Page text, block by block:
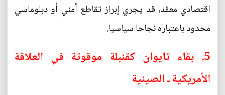
اقتصادي معقد، قد يجري إبراز تقاطع أمني أو دبلوماسي
محدود باعتباره نجاحا سياسيا.
5. بقاء تايوان كقنبلة موقوتة في العلاقة
الأمريكية ـ الصينية